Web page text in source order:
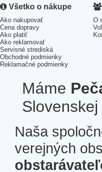
Všetko o nákupe
Ako nakupovať
Cena dopravy
Ako platiť
Ako reklamovať
Servisné strediská
Obchodné podmienky
Reklamačné podmienky
O
Máme
Naša
verejných